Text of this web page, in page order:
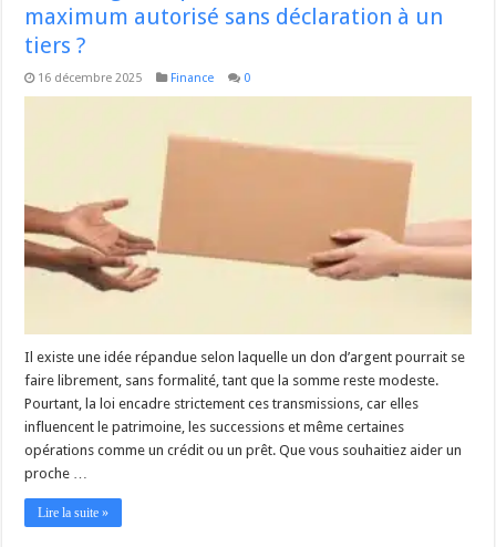
maximum autorisé sans déclaration à un
tiers ?
16 décembre 2025 Finance 0
Il existe une idée répandue selon laquelle un don d’argent pourrait se
faire librement, sans formalité, tant que la somme reste modeste.
Pourtant, la loi encadre strictement ces transmissions, car elles
influencent le patrimoine, les successions et même certaines
opérations comme un crédit ou un prêt. Que vous souhaitiez aider un
proche …
Lire la suite »